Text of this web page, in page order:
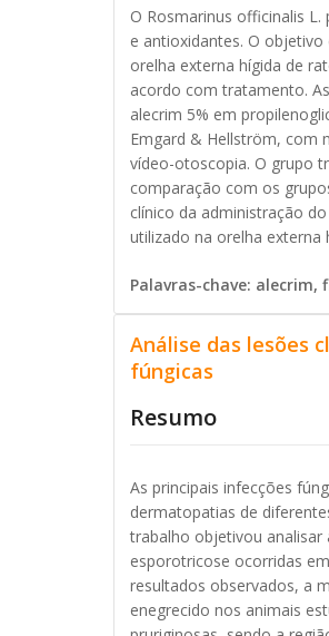
O Rosmarinus officinalis
e antioxidantes. O
orelha externa hígida de
acordo com tratamento.
alecrim 5% em
Emgard & Hellström, com
vídeo-otoscopia. O grupo
comparação com os
clínico da administração
utilizado na orelha externa
Palavras-chave:
Análise das lesões
fúngicas
Resumo
As principais infecções
dermatopatias de
trabalho objetivou analisar
esporotricose ocorridas
resultados observados, a
enegrecido nos animais